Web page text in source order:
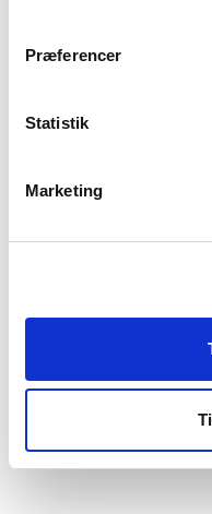
"Detaljer" eller ved at
Præferencer
Statistik
Marketing